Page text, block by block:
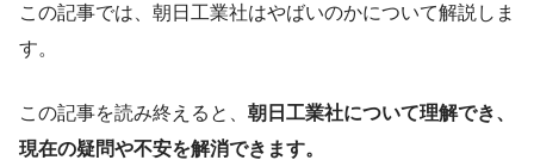
この記事では、朝日工業社はやばいのかについて解説しま
す。
この記事を読み終えると、 朝日工業社について理解でき、
現在の疑問や不安を解消できます。